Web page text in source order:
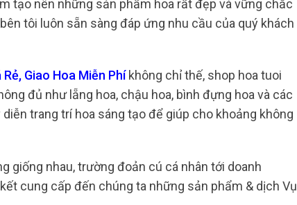
tạo nên những sản phẩm hoa rất đẹp và vững chắc
tôi luôn sẵn sàng đáp ứng nhu cầu của quý khách
Giao Hoa Miễn Phíkhông chỉ thế, shop hoa tuoi
đủ như lẵng hoa, chậu hoa, bình đựng hoa và các
trang trí hoa sáng tạo để giúp cho khoảng không
giống nhau, trường đoản cú cá nhân tới doanh
cung cấp đến chúng ta những sản phẩm & dịch Vụ